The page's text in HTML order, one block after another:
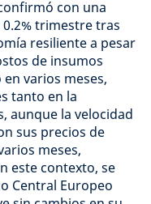
con una
trimestre tras
resiliente a pesar
de insumos
varios meses,
tanto en la
aunque la velocidad
sus precios de
meses,
este contexto, se
Central Europeo